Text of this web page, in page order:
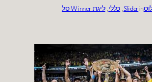
in
Slider
, כללי, ליגת Winner סל